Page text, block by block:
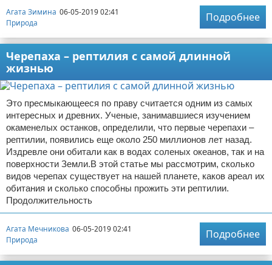
Агата Зимина 06-05-2019 02:41
Природа
Подробнее
Черепаха – рептилия с самой длинной
жизнью
Это пресмыкающееся по праву считается одним из самых
интересных и древних. Ученые, занимавшиеся изучением
окаменелых останков, определили, что первые черепахи –
рептилии, появились еще около 250 миллионов лет назад.
Издревле они обитали как в водах соленых океанов, так и на
поверхности Земли.В этой статье мы рассмотрим, сколько
видов черепах существует на нашей планете, каков ареал их
обитания и сколько способны прожить эти рептилии.
Продолжительность
Агата Мечникова 06-05-2019 02:41
Природа
Подробнее